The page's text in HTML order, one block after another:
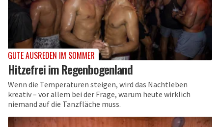
GUTE AUSREDEN IM SOMMER
Hitzefrei im Regenbogenland
Wenn die Temperaturen steigen, wird das Nachtleben
kreativ – vor allem bei der Frage, warum heute wirklich
niemand auf die Tanzfläche muss.